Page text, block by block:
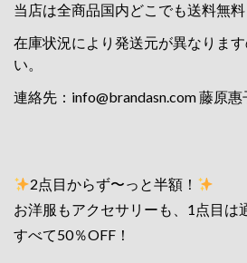
当店は全商品国内どこでも送料無料
在庫状況により発送元が異なりま
い。
連絡先： info@brandasn.com藤原惠
2点目からず〜っと半額！
お洋服もアクセサリーも、1点目は
すべて50％OFF！